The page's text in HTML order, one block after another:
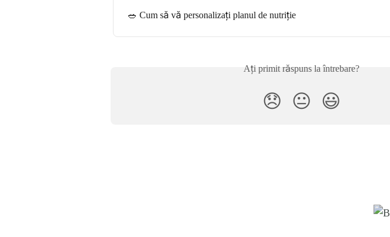
🥗 Cum să vă personalizați planul de nutriție
Ați primit răspuns la întrebare?
😞 😐 😃